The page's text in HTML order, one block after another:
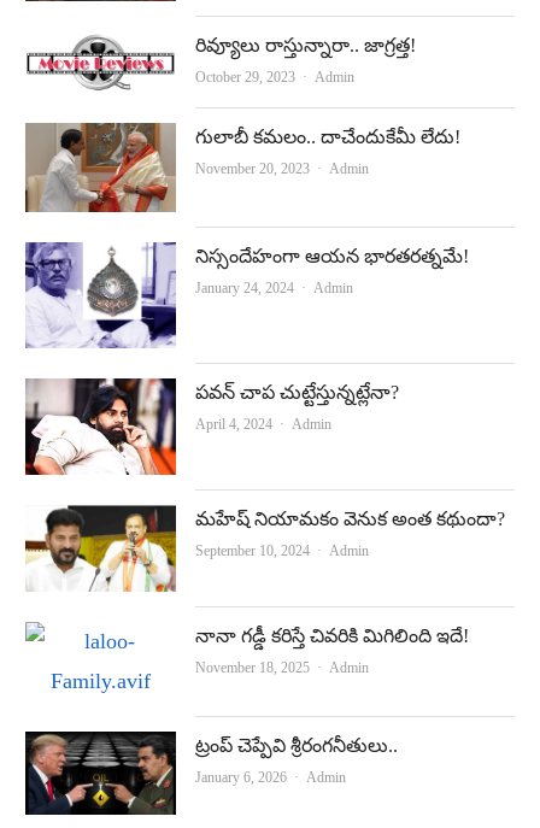
రివ్యూలు రాస్తున్నారా.. జాగ్రత్త!
October 29, 2023 Author
Admin
గులాబీ కమలం.. దాచేందుకేమీ లేదు!
November 20, 2023 Author
Admin
నిస్సందేహంగా ఆయన భారతరత్నమే!
January 24, 2024 Author
Admin
పవన్‌ చాప చుట్టేస్తున్నట్లేనా?
April 4, 2024 Author
Admin
మహేష్‌ నియామకం వెనుక అంత కథుందా?
September 10, 2024 Author
Admin
నానా గడ్డీ కరిస్తే చివరికి మిగిలింది ఇదే!
November 18, 2025 Author
Admin
ట్రంప్‌ చెప్పేవి శ్రీరంగనీతులు..
January 6, 2026 Author
Admin